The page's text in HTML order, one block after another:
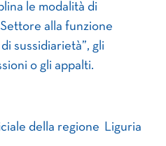
le modalità di
alla funzione
sussidiarietà”, gli
o gli appalti.
della regione Liguria